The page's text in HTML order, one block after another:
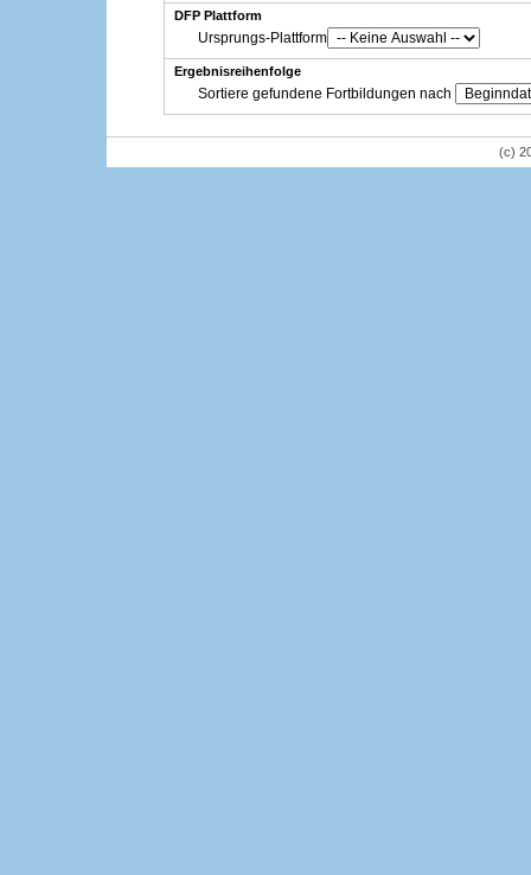
DFP Plattform
Ursprungs-Plattform
Ergebnisreihenfolge
Sortiere gefundene Fortbildungen nach
(c)